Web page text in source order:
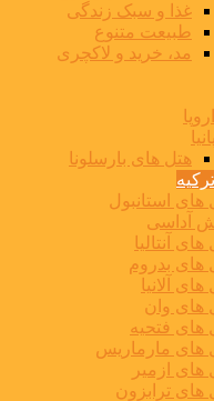
غذا و سبک زندگی
طبیعت متنوع
مد، خرید و لاکچری
هتل های بارسلونا
های استانبول
آداسی
های آنتالیا
های بدروم
های آلانیا
های وان
های فتحیه
های مارماریس
های ازمیر
های ترابزون